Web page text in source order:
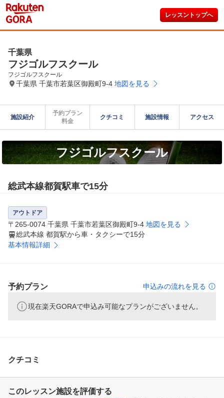
レッスントップへ
千葉県
フジゴルフスクール
フジゴルフスクール
千葉県 千葉市若葉区御殿町9-4 地図を見る
施設紹介
予約プラン
料金
クチコミ 施設情報 アクセス
フジゴルフスクール
総武本線都賀駅車で15分
アウトドア
〒265-0074 千葉県 千葉市若葉区御殿町9-4 地図を見る
総武本線 都賀駅から車・タクシーで15分
基本情報詳細
予約プラン 申込みの流れを見る
現在楽天GORAで申込み可能なプランがございません。
クチコミ
このレッスン施設を評価する